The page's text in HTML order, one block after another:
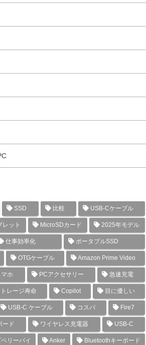
SSD 比較 USB-Cケーブル
レット MicroSDカード 2025年モデル
仕事効率化 ポータブルSSD
OTGケーブル Amazon Prime Video
ホ PCアクセサリー 急速充電
レージ寿命 Copilot 目に優しい
USB-C ケーブル コスパ Fire7
ド ワイヤレス充電器 USB-C
リーパイ Anker Bluetoothキーボード